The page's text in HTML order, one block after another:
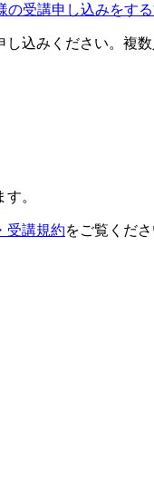
の受講申し込みをす
込みください。複
。
受講規約をご覧くださ